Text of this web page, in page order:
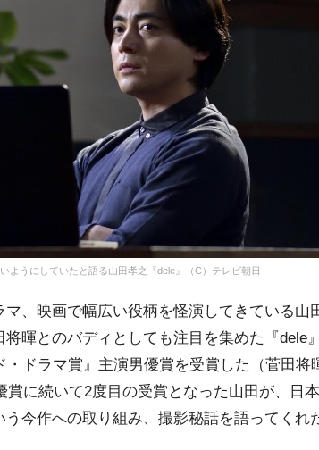
ようにしていたと語る山田孝之『dele』（C）テレビ朝日
、映画で幅広い役柄を怪演してきている山
暉とのバディとしても注目を集めた『dele
・ドラマ賞』主演男優賞を受賞した（菅田将
賞に続いて2度目の受賞となった山田が、日
今作への取り組み、撮影秘話を語ってくれ